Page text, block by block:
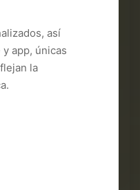
así
app, únicas
la